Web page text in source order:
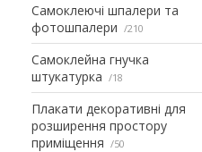
Самоклеючі шпалери та
фотошпалери
210
Самоклейна гнучка
штукатурка
18
Плакати декоративні для
розширення простору
приміщення
50